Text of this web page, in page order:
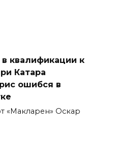
квалификации к
Катара
ошибся в
«Макларен» Оскар